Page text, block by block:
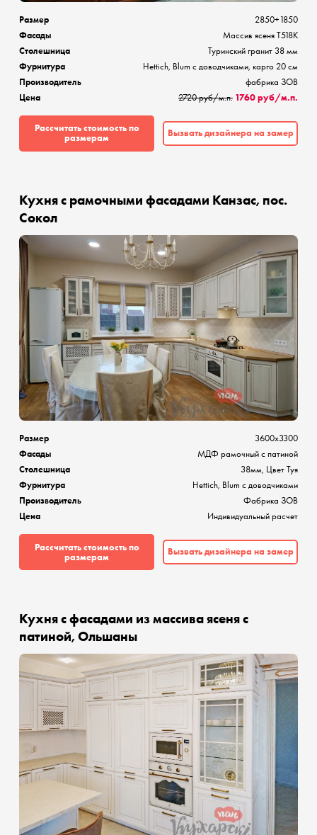
Размер
2850+1850
Фасады
Массив ясеня Т518К
Столешница
Туринский гранит 38 мм
Фурнитура
Hettich, Blum с доводчиками, карго 20 см
Производитель
фабрика ЗОВ
Цена
2720 руб/м.п. 1760 руб/м.п.
Рассчитать стоимость по
размерам
Вызвать дизайнера на замер
Кухня с рамочными фасадами Канзас, пос.
Сокол
Размер
3600х3300
Фасады
МДФ рамочный с патиной
Столешница
38мм, Цвет Туя
Фурнитура
Hettich, Blum с доводчиками
Производитель
Фабрика ЗОВ
Цена
Индивидуальный расчет
Рассчитать стоимость по
размерам
Вызвать дизайнера на замер
Кухня с фасадами из массива ясеня с
патиной, Ольшаны